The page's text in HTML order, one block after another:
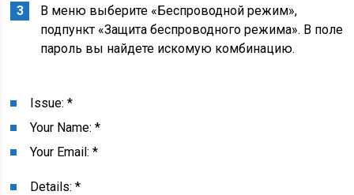
В меню выберите «Беспроводной режим»,
подпункт «Защита беспроводного режима». В поле
пароль вы найдете искомую комбинацию.
Issue:*
Your Name:*
Your Email:*
Details:*